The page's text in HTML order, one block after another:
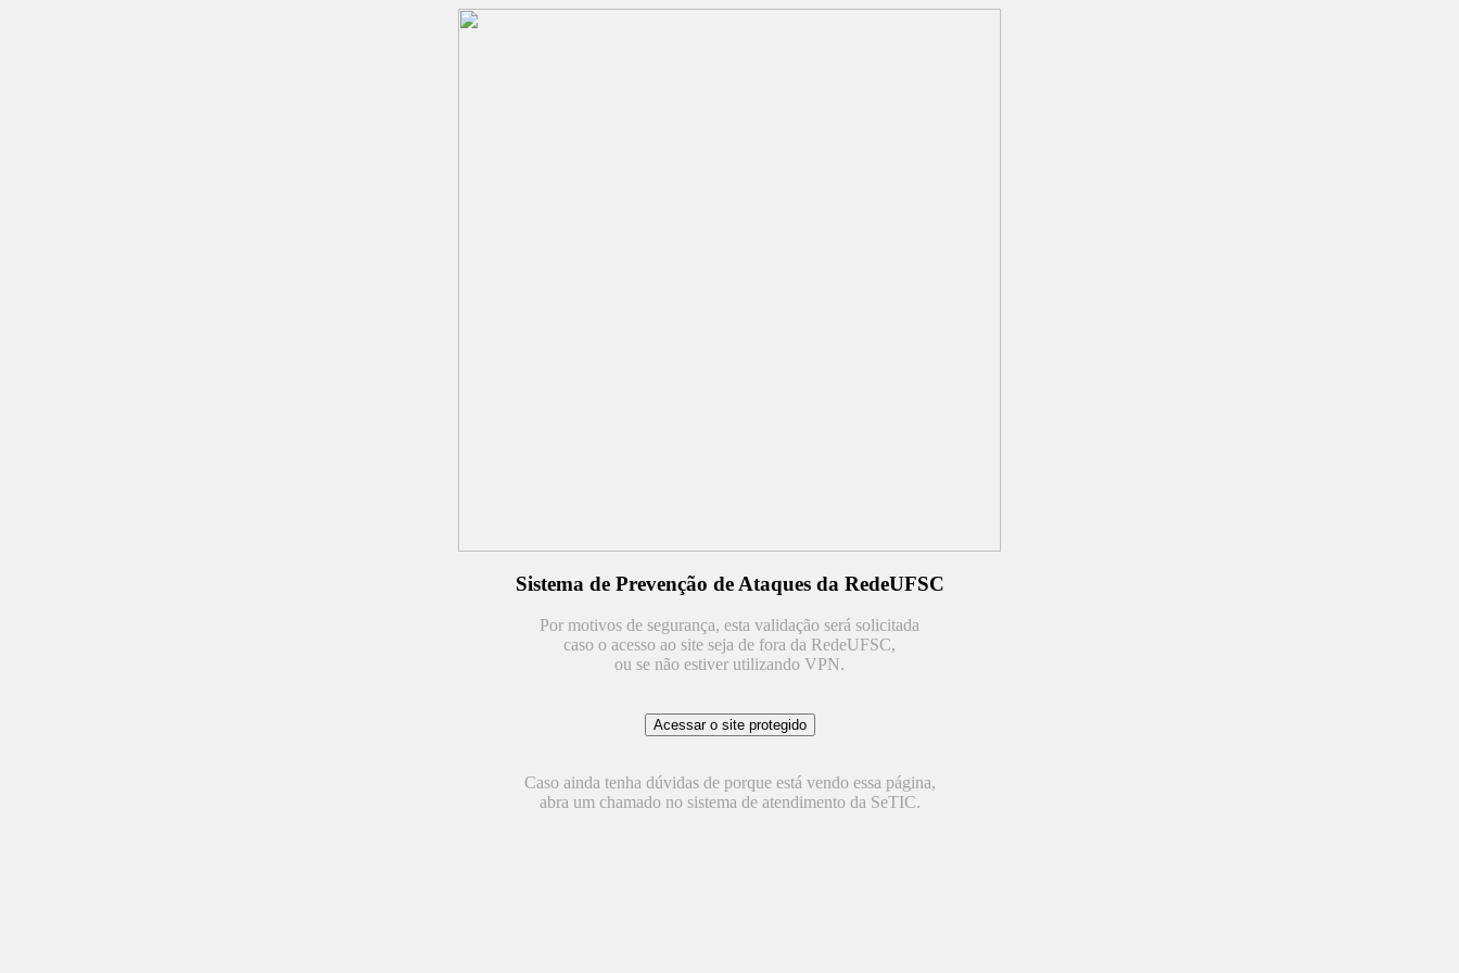
Sistema de Prevenção de Ataques da RedeUFSC
Por motivos de segurança, esta validação será solicitada
caso o acesso ao site seja de fora da RedeUFSC,
ou se não estiver utilizando VPN.
Caso ainda tenha dúvidas de porque está vendo essa página,
abra um chamado no sistema de atendimento da SeTIC.